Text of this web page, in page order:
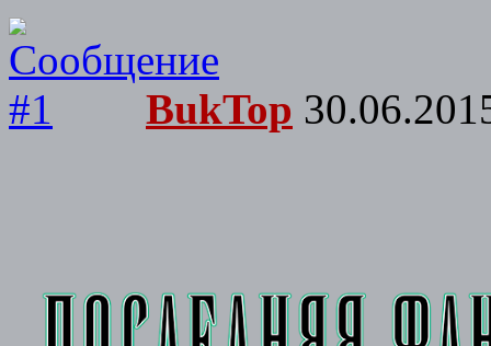
BukTop